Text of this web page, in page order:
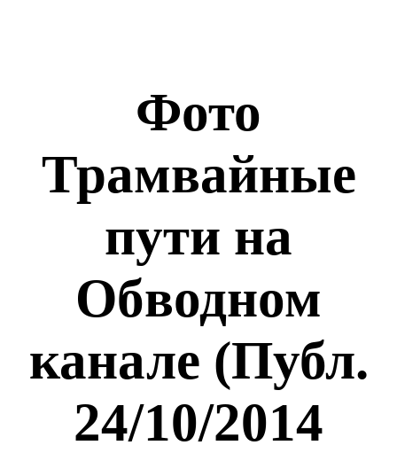
Фото
Трамвайные
пути на
Обводном
канале (Публ.
24/10/2014